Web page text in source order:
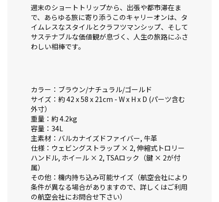
週末のショートトリップから、出張や都市滞在ま
で、あらゆる旅に寄り添うこのキャリーオンは、タ
イムレスなスタイルとクラフツマンシップ、そして
サステナブルな価値観が息づく、人生の旅路にふさ
わしい相棒です。
カラー：ブラウン/ナチュラル/ゴールド
サイズ：約 42 x 58 x 21cm - W x H x D (パーツ含む
外寸）
重量：約 4.2kg
容量：34L
主素材：バルカナイズドファイバー, 牛革
仕様：ウェビングストラップ × 2, 伸縮式トロリー
ハンドル, ホイール × 2, TSAロック（鍵 × 2が付
属）
その他：機内持ち込み可能サイズ（航空会社により
条件が異なる場合がありますので、詳しくはご利用
の航空会社にお問合せ下さい）